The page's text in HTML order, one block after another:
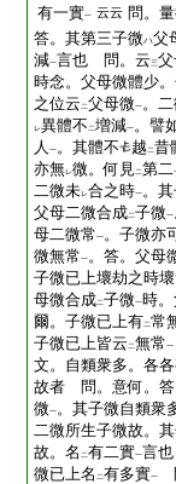
有一實一 云云 問。
答。其第三子微ハ父
減一言也 問。云三
時念。父母微體少
之位云 二父母微一。
レ異體不 二増減一。譬
人 一。其體不 越 二昔
亦無レ微。何見二第二
二微未レ合之時一。
父母二微合成二子微一
母二微常一。子微亦
微無常一。答。父母
子微已上壞劫之時
母微合成二子微一時
爾。子微已上有二常
子微已上皆云 二無常一
文。自類衆多。各
故者 問。意何。答
微一。其子微自類衆
二微所生子微故。
故。名 二有二實一言
微已上名 二有多實一